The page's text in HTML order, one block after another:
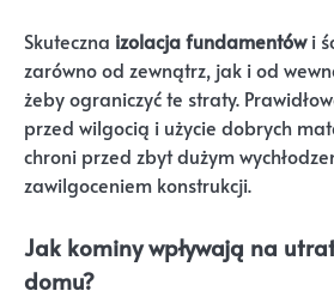
Skuteczna izolacja fundamentówi
zarówno od zewnątrz, jak i od
żeby ograniczyć te straty.
przed wilgocią i użycie dobrych
chroni przed zbyt dużym
zawilgoceniem konstrukcji.
Jak kominy wpływają na
domu?